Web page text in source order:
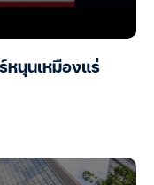
หนุนเหมืองแร่